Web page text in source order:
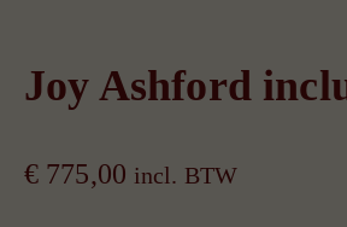
Joy Ashford
€ 775,00 incl. BTW